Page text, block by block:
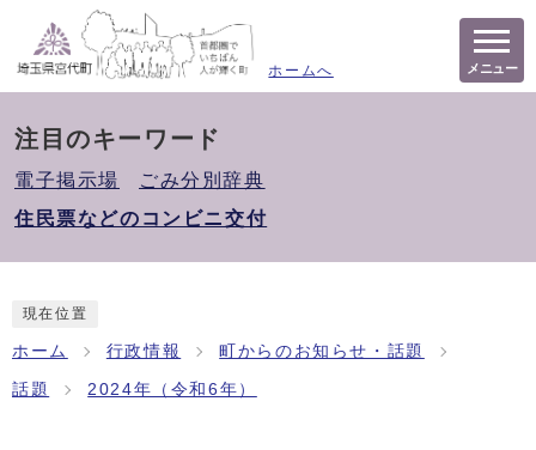
ホームへ メニュー
注目のキーワード
電子掲示場
ごみ分別辞典
住民票などのコンビニ交付
現在位置
ホーム 行政情報 町からのお知らせ・話題
話題 2024年（令和6年）